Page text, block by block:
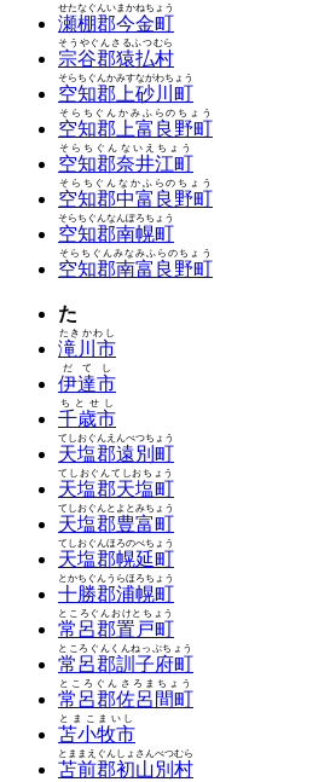
瀬棚郡今金町
せたなぐんいまかねちょう
宗谷郡猿払村
そうやぐんさるふつむら
空知郡上砂川町
そらちぐんかみすながわちょう
空知郡上富良野町
そらちぐんかみふらのちょう
空知郡奈井江町
そらちぐんないえちょう
空知郡中富良野町
そらちぐんなかふらのちょう
空知郡南幌町
そらちぐんなんぽろちょう
空知郡南富良野町
そらちぐんみなみふらのちょう
た
滝川市
たきかわし
伊達市
だてし
千歳市
ちとせし
天塩郡遠別町
てしおぐんえんべつちょう
天塩郡天塩町
てしおぐんてしおちょう
天塩郡豊富町
てしおぐんとよとみちょう
天塩郡幌延町
てしおぐんほろのべちょう
十勝郡浦幌町
とかちぐんうらほろちょう
常呂郡置戸町
ところぐんおけとちょう
常呂郡訓子府町
ところぐんくんねっぷちょう
常呂郡佐呂間町
ところぐんさろまちょう
苫小牧市
とまこまいし
苫前郡初山別村
とままえぐんしょさんべつむら